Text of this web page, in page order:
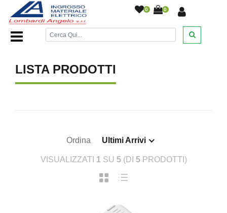
0 0
Home Page//
LISTA PRODOTTI
Ordina Ultimi Arrivi
VISUALIZZATI 1 SU 5(DI 5PRODOTTI)